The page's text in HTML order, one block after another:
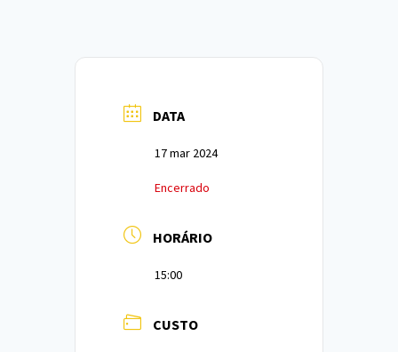
DATA
17 mar 2024
Encerrado
HORÁRIO
15:00
CUSTO